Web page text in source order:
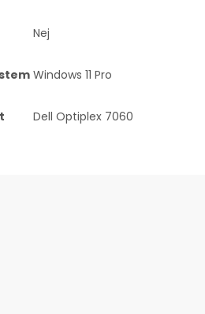
Nej
Windows 11 Pro
Dell Optiplex 7060